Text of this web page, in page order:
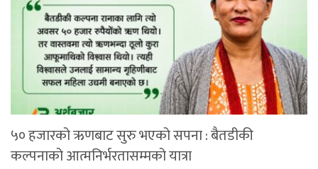
५० हजारको ऋणबाट सुरु भएको सपना : बैतडीकी
कल्पनाको आत्मनिर्भरतासम्मको यात्रा